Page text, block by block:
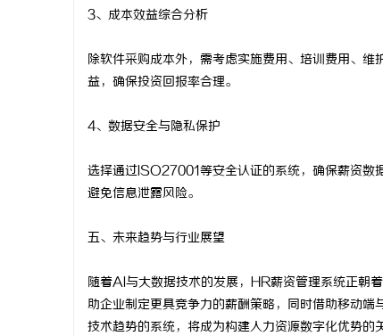
3、成本效益综合分析
除软件采购成本外，需考虑实施费用、培训费用、
益，确保投资回报率合理。
4、数据安全与隐私保护
选择通过ISO27001等安全认证的系统，确保薪资数
避免信息泄露风险。
五、未来趋势与行业展望
随着AI与大数据技术的发展，HR薪资管理系统正朝
助企业制定更具竞争力的薪酬策略，同时借助移动
技术趋势的系统，将成为构建人力资源数字化优势的